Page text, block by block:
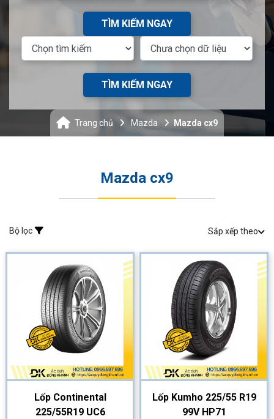
TÌM KIẾM NGAY
TÌM KIẾM NGAY
Trang chủ Mazda Mazda cx9
Mazda cx9
Bộ lọc Sắp xếp theo
Lốp Continental
225/55R19 UC6
Lốp Kumho 225/55 R19
99V HP71